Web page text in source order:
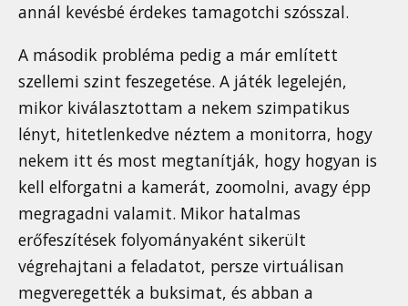
annál kevésbé érdekes tamagotchi szósszal.
A második probléma pedig a már említett
szellemi szint feszegetése. A játék legelején,
mikor kiválasztottam a nekem szimpatikus
lényt, hitetlenkedve néztem a monitorra, hogy
nekem itt és most megtanítják, hogy hogyan is
kell elforgatni a kamerát, zoomolni, avagy épp
megragadni valamit. Mikor hatalmas
erőfeszítések folyományaként sikerült
végrehajtani a feladatot, persze virtuálisan
megveregették a buksimat, és abban a